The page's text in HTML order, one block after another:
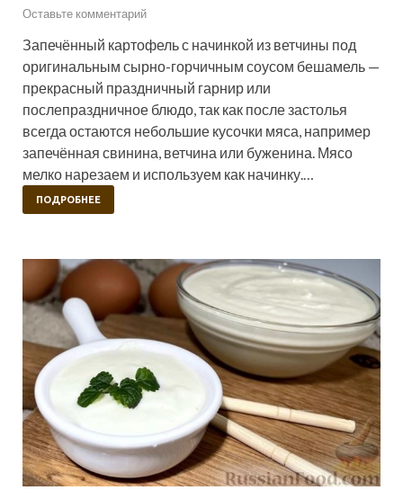
Оставьте комментарий
Запечённый картофель с начинкой из ветчины под
оригинальным сырно-горчичным соусом бешамель —
прекрасный праздничный гарнир или
послепраздничное блюдо, так как после застолья
всегда остаются небольшие кусочки мяса, например
запечённая свинина, ветчина или буженина. Мясо
мелко нарезаем и используем как начинку.…
ПОДРОБНЕЕ